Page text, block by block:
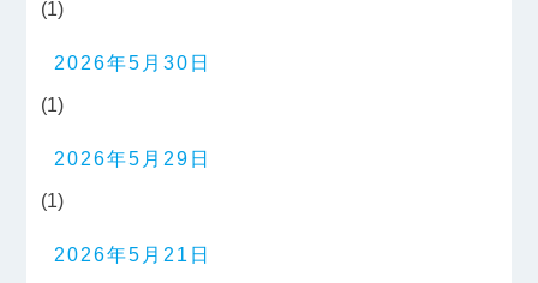
(1)
2026年5月30日
(1)
2026年5月29日
(1)
2026年5月21日